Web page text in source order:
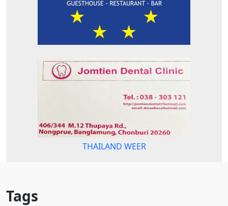
THAILAND WEER
Tags